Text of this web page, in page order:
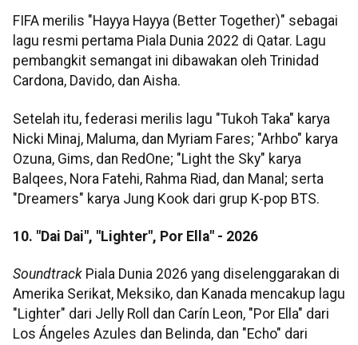
FIFA merilis "Hayya Hayya (Better Together)" sebagai
lagu resmi pertama Piala Dunia 2022 di Qatar. Lagu
pembangkit semangat ini dibawakan oleh Trinidad
Cardona, Davido, dan Aisha.
Setelah itu, federasi merilis lagu "Tukoh Taka" karya
Nicki Minaj, Maluma, dan Myriam Fares; "Arhbo" karya
Ozuna, Gims, dan RedOne; "Light the Sky" karya
Balqees, Nora Fatehi, Rahma Riad, dan Manal; serta
"Dreamers" karya Jung Kook dari grup K-pop BTS.
10. "Dai Dai", "Lighter", Por Ella" - 2026
Soundtrack Piala Dunia 2026 yang diselenggarakan di
Amerika Serikat, Meksiko, dan Kanada mencakup lagu
"Lighter" dari Jelly Roll dan Carín Leon, "Por Ella" dari
Los Ángeles Azules dan Belinda, dan "Echo" dari